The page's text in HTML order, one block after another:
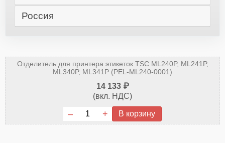
Россия
Отделитель для принтера этикеток TSC ML240P, ML241P,
ML340P, ML341P (PEL-ML240-0001)
14 133 ₽
(вкл. НДС)
В корзину